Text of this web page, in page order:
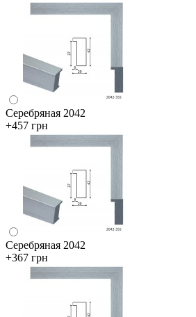
Серебряная 2042
+457 грн
Серебряная 2042
+367 грн